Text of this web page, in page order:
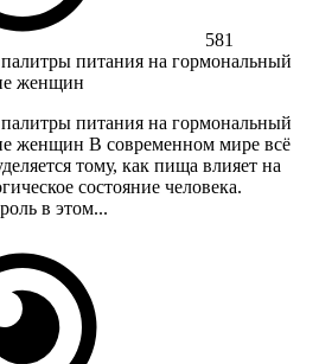
581
питания на гормональный
женщин
питания на гормональный
женщин В современном мире всё
тому, как пища влияет на
состояние человека.
в этом...